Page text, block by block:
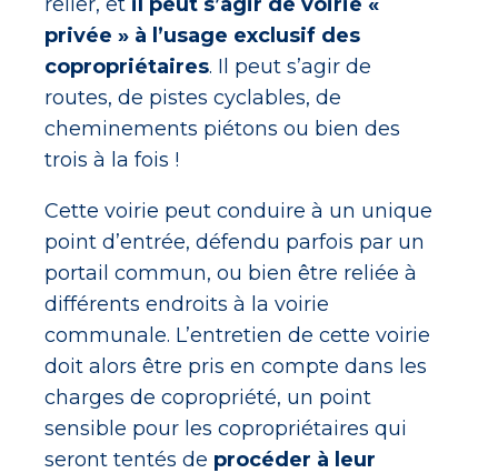
privée » à l’usage exclusif des
copropriétaires. Il peut s’agir de
routes, de pistes cyclables, de
cheminements piétons ou bien des
trois à la fois !
Cette voirie peut conduire à un unique
point d’entrée, défendu parfois par un
portail commun, ou bien être reliée à
différents endroits à la voirie
communale. L’entretien de cette voirie
doit alors être pris en compte dans les
charges de copropriété, un point
sensible pour les copropriétaires qui
seront tentés de procéder à leur